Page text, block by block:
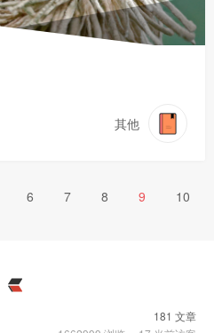
其他
6 7 8 9 10
181 文章